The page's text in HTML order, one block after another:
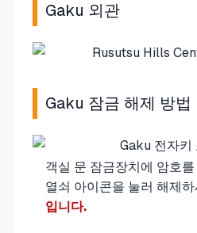
Gaku 외관
Gaku 잠금 해제 방법
객실 문 잠금장치에 암호
열쇠 아이콘을 눌러 해제하
입니다.